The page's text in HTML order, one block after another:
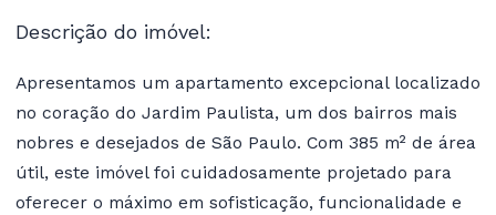
Descrição do imóvel:
Apresentamos um apartamento excepcional localizado
no coração do Jardim Paulista, um dos bairros mais
nobres e desejados de São Paulo. Com 385 m² de área
útil, este imóvel foi cuidadosamente projetado para
oferecer o máximo em sofisticação, funcionalidade e